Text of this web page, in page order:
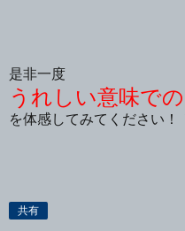
是非一度
うれしい意味で
を体感してみてください！
共有